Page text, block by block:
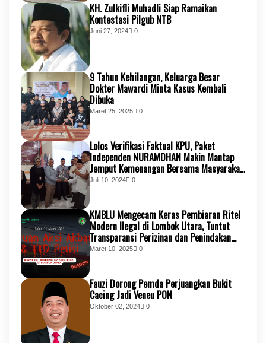
KH. Zulkifli Muhadli Siap Ramaikan
Kontestasi Pilgub NTB
Juni 27, 2024 0
9 Tahun Kehilangan, Keluarga Besar
Dokter Mawardi Minta Kasus Kembali
Dibuka
Maret 25, 2025 0
Lolos Verifikasi Faktual KPU, Paket
Independen NURAMDHAN Makin Mantap
Jemput Kemenangan Bersama Masyarakat
KSB
Juli 10, 2024 0
KMBLU Mengecam Keras Pembiaran Ritel
Modern Ilegal di Lombok Utara, Tuntut
Transparansi Perizinan dan Penindakan
Tegas
Maret 10, 2025 0
Fauzi Dorong Pemda Perjuangkan Bukit
Cacing Jadi Veneu PON
Oktober 02, 2024 0